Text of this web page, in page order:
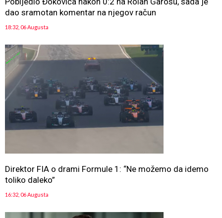
dao sramotan komentar na njegov račun
18:32, 06 Augusta
Direktor FIA o drami Formule 1: “Ne možemo da idemo
toliko daleko”
16:32, 06 Augusta